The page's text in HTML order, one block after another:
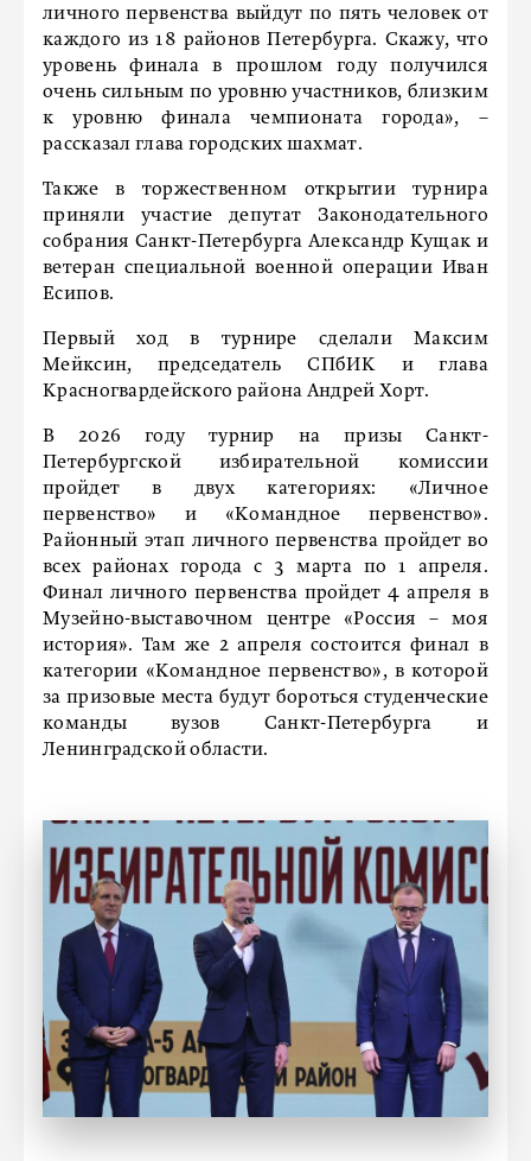
личного первенства выйдут по пять человек от
каждого из 18 районов Петербурга. Скажу, что
уровень финала в прошлом году получился
очень сильным по уровню участников, близким
к уровню финала чемпионата города», –
рассказал глава городских шахмат.
Также в торжественном открытии турнира
приняли участие депутат Законодательного
собрания Санкт-Петербурга Александр Кущак и
ветеран специальной военной операции Иван
Есипов.
Первый ход в турнире сделали Максим
Мейксин, председатель СПбИК и глава
Красногвардейского района Андрей Хорт.
В 2026 году турнир на призы Санкт-
Петербургской избирательной комиссии
пройдет в двух категориях: «Личное
первенство» и «Командное первенство».
Районный этап личного первенства пройдет во
всех районах города с 3 марта по 1 апреля.
Финал личного первенства пройдет 4 апреля в
Музейно-выставочном центре «Россия – моя
история». Там же 2 апреля состоится финал в
категории «Командное первенство», в которой
за призовые места будут бороться студенческие
команды вузов Санкт-Петербурга и
Ленинградской области.